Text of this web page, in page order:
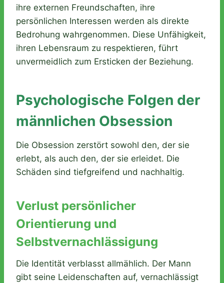
ihre externen Freundschaften, ihre
persönlichen Interessen werden als direkte
Bedrohung wahrgenommen. Diese Unfähigkeit,
ihren Lebensraum zu respektieren, führt
unvermeidlich zum Ersticken der Beziehung.
Psychologische Folgen der
männlichen Obsession
Die Obsession zerstört sowohl den, der sie
erlebt, als auch den, der sie erleidet. Die
Schäden sind tiefgreifend und nachhaltig.
Verlust persönlicher
Orientierung und
Selbstvernachlässigung
Die Identität verblasst allmählich. Der Mann
gibt seine Leidenschaften auf, vernachlässigt